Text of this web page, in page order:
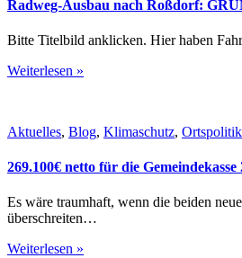
Radweg-Ausbau nach Roßdorf:
Bitte Titelbild anklicken. Hier haben
Weiterlesen »
Aktuelles, Blog, Klimaschutz, Ortspolitik
269.100€ netto für die Gemeindekasse
Es wäre traumhaft, wenn die beiden
überschreiten…
Weiterlesen »